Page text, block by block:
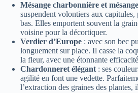
Mésange charbonnière et
suspendent volontiers aux capitules,
bas. Elles emportent souvent la
voisine pour la décortiquer.
Verdier d’Europe : avec son bec
longuement sur place. Il casse la
la fleur, avec une étonnante
Chardonneret élégant : ses
agilité en font une vedette.
l’extraction des graines des plantes,